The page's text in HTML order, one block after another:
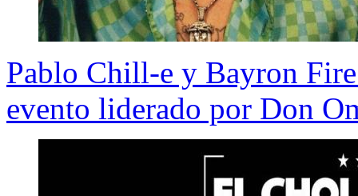
Pablo Chill-e y Bayron
evento liderado por Don